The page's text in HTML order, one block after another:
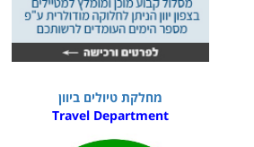
מחלקת טיולים ביוון
Travel Department